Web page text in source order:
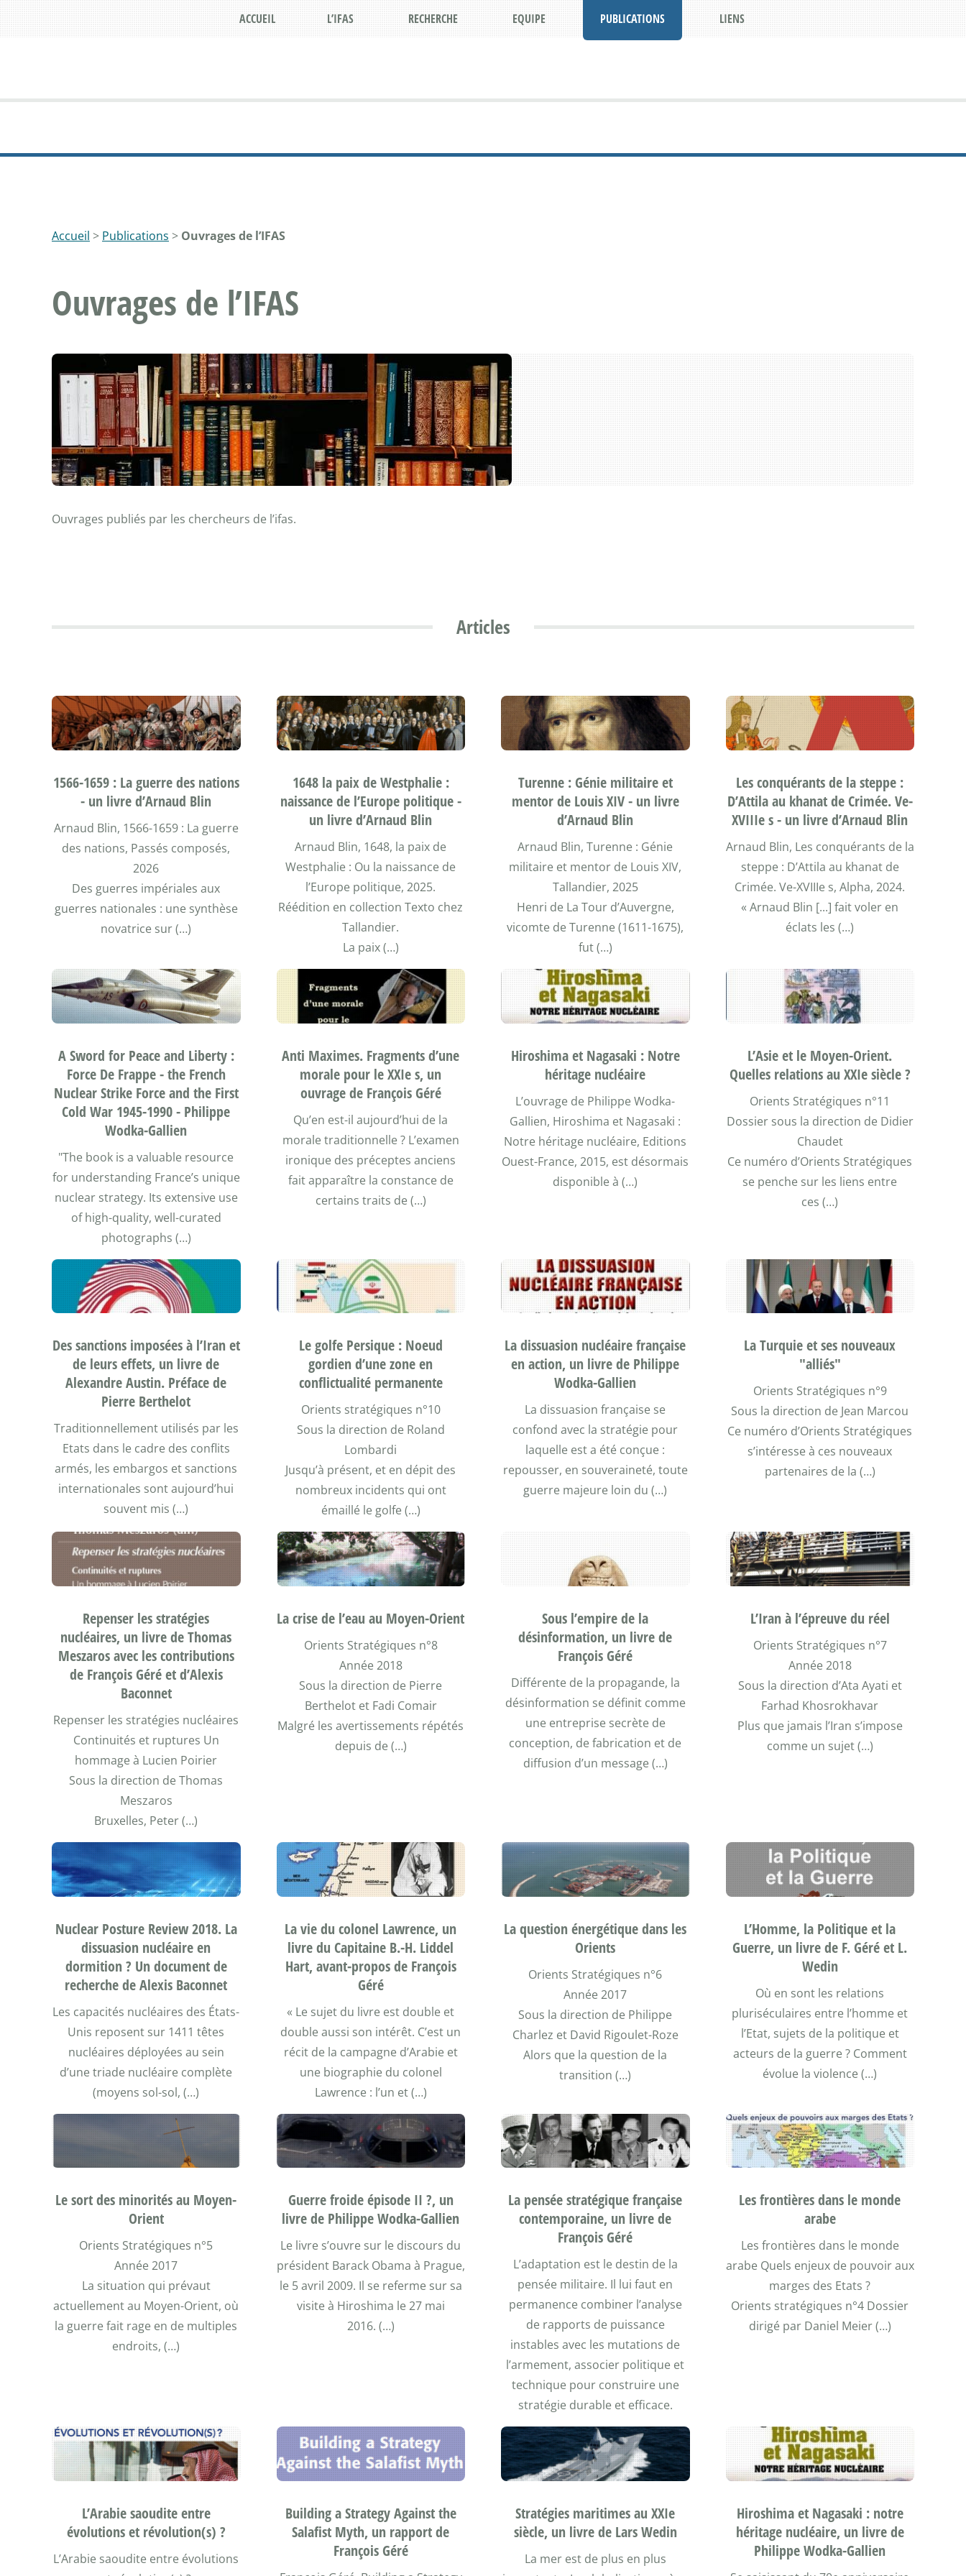
ACCUEIL L’IFAS RECHERCHE EQUIPE PUBLICATIONS LIENS
Accueil > Publications > Ouvrages de l’IFAS
Ouvrages de l’IFAS
Ouvrages publiés par les chercheurs de l’ifas.
Articles
1566-1659 : La guerre des nations
- un livre d’Arnaud Blin
Arnaud Blin, 1566-1659 : La guerre
des nations, Passés composés,
2026
Des guerres impériales aux
guerres nationales : une synthèse
novatrice sur (…)
1648 la paix de Westphalie :
naissance de l’Europe politique -
un livre d’Arnaud Blin
Arnaud Blin, 1648, la paix de
Westphalie : Ou la naissance de
l’Europe politique, 2025.
Réédition en collection Texto chez
Tallandier.
La paix (…)
Turenne : Génie militaire et
mentor de Louis XIV - un livre
d’Arnaud Blin
Arnaud Blin, Turenne : Génie
militaire et mentor de Louis XIV,
Tallandier, 2025
Henri de La Tour d’Auvergne,
vicomte de Turenne (1611-1675),
fut (…)
Les conquérants de la steppe :
D’Attila au khanat de Crimée. Ve-
XVIIIe s - un livre d’Arnaud Blin
Arnaud Blin, Les conquérants de la
steppe : D’Attila au khanat de
Crimée. Ve-XVIIIe s, Alpha, 2024.
« Arnaud Blin [...] fait voler en
éclats les (…)
A Sword for Peace and Liberty :
Force De Frappe - the French
Nuclear Strike Force and the First
Cold War 1945-1990 - Philippe
Wodka-Gallien
"The book is a valuable resource
for understanding France’s unique
nuclear strategy. Its extensive use
of high-quality, well-curated
photographs (…)
Anti Maximes. Fragments d’une
morale pour le XXIe s, un
ouvrage de François Géré
Qu’en est-il aujourd’hui de la
morale traditionnelle ? L’examen
ironique des préceptes anciens
fait apparaître la constance de
certains traits de (…)
Hiroshima et Nagasaki : Notre
héritage nucléaire
L’ouvrage de Philippe Wodka-
Gallien, Hiroshima et Nagasaki :
Notre héritage nucléaire, Editions
Ouest-France, 2015, est désormais
disponible à (…)
L’Asie et le Moyen-Orient.
Quelles relations au XXIe siècle ?
Orients Stratégiques n°11
Dossier sous la direction de Didier
Chaudet
Ce numéro d’Orients Stratégiques
se penche sur les liens entre
ces (…)
Des sanctions imposées à l’Iran et
de leurs effets, un livre de
Alexandre Austin. Préface de
Pierre Berthelot
Traditionnellement utilisés par les
Etats dans le cadre des conflits
armés, les embargos et sanctions
internationales sont aujourd’hui
souvent mis (…)
Le golfe Persique : Noeud
gordien d’une zone en
conflictualité permanente
Orients stratégiques n°10
Sous la direction de Roland
Lombardi
Jusqu’à présent, et en dépit des
nombreux incidents qui ont
émaillé le golfe (…)
La dissuasion nucléaire française
en action, un livre de Philippe
Wodka-Gallien
La dissuasion française se
confond avec la stratégie pour
laquelle est a été conçue :
repousser, en souveraineté, toute
guerre majeure loin du (…)
La Turquie et ses nouveaux
"alliés"
Orients Stratégiques n°9
Sous la direction de Jean Marcou
Ce numéro d’Orients Stratégiques
s’intéresse à ces nouveaux
partenaires de la (…)
Repenser les stratégies
nucléaires, un livre de Thomas
Meszaros avec les contributions
de François Géré et d’Alexis
Baconnet
Repenser les stratégies nucléaires
Continuités et ruptures Un
hommage à Lucien Poirier
Sous la direction de Thomas
Meszaros
Bruxelles, Peter (…)
La crise de l’eau au Moyen-Orient
Orients Stratégiques n°8
Année 2018
Sous la direction de Pierre
Berthelot et Fadi Comair
Malgré les avertissements répétés
depuis de (…)
Sous l’empire de la
désinformation, un livre de
François Géré
Différente de la propagande, la
désinformation se définit comme
une entreprise secrète de
conception, de fabrication et de
diffusion d’un message (…)
L’Iran à l’épreuve du réel
Orients Stratégiques n°7
Année 2018
Sous la direction d’Ata Ayati et
Farhad Khosrokhavar
Plus que jamais l’Iran s’impose
comme un sujet (…)
Nuclear Posture Review 2018. La
dissuasion nucléaire en
dormition ? Un document de
recherche de Alexis Baconnet
Les capacités nucléaires des États-
Unis reposent sur 1411 têtes
nucléaires déployées au sein
d’une triade nucléaire complète
(moyens sol-sol, (…)
La vie du colonel Lawrence, un
livre du Capitaine B.-H. Liddel
Hart, avant-propos de François
Géré
« Le sujet du livre est double et
double aussi son intérêt. C’est un
récit de la campagne d’Arabie et
une biographie du colonel
Lawrence : l’un et (…)
La question énergétique dans les
Orients
Orients Stratégiques n°6
Année 2017
Sous la direction de Philippe
Charlez et David Rigoulet-Roze
Alors que la question de la
transition (…)
L’Homme, la Politique et la
Guerre, un livre de F. Géré et L.
Wedin
Où en sont les relations
pluriséculaires entre l’homme et
l’Etat, sujets de la politique et
acteurs de la guerre ? Comment
évolue la violence (…)
Le sort des minorités au Moyen-
Orient
Orients Stratégiques n°5
Année 2017
La situation qui prévaut
actuellement au Moyen-Orient, où
la guerre fait rage en de multiples
endroits, (…)
Guerre froide épisode II ?, un
livre de Philippe Wodka-Gallien
Le livre s’ouvre sur le discours du
président Barack Obama à Prague,
le 5 avril 2009. Il se referme sur sa
visite à Hiroshima le 27 mai
2016. (…)
La pensée stratégique française
contemporaine, un livre de
François Géré
L’adaptation est le destin de la
pensée militaire. Il lui faut en
permanence combiner l’analyse
de rapports de puissance
instables avec les mutations de
l’armement, associer politique et
technique pour construire une
stratégie durable et efficace.
Les frontières dans le monde
arabe
Les frontières dans le monde
arabe Quels enjeux de pouvoir aux
marges des Etats ?
Orients stratégiques n°4 Dossier
dirigé par Daniel Meier (…)
L’Arabie saoudite entre
évolutions et révolution(s) ?
L’Arabie saoudite entre évolutions
Building a Strategy Against the
Salafist Myth, un rapport de
François Géré
Stratégies maritimes au XXIe
siècle, un livre de Lars Wedin
La mer est de plus en plus
Hiroshima et Nagasaki : notre
héritage nucléaire, un livre de
Philippe Wodka-Gallien